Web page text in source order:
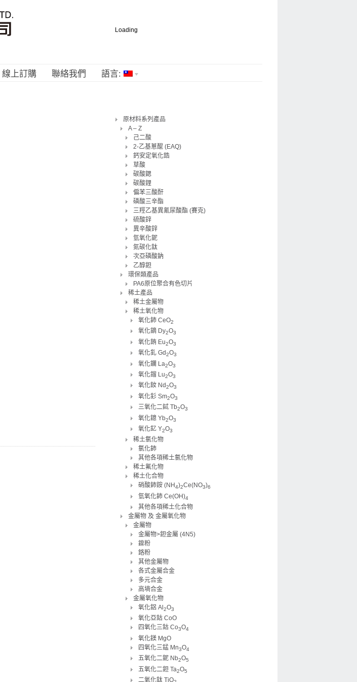
Loading
線上訂購 聯絡我們 語言:
原材料系列產品
A – Z
己二酸
2-乙基蔥醌 (EAQ)
鈣安定氧化鋯
草酸
碳酸鍶
碳酸鋰
偏苯三酸酐
磷酸三辛酯
三羥乙基異氰尿酸酯 (賽克)
硫酸鋅
異辛酸鋅
氫氧化鈮
氮碳化鈦
次亞磷酸鈉
乙醇鉭
環保類產品
PA6原位聚合有色切片
稀土產品
稀土金屬物
稀土氧化物
氧化鈰 CeO2
氧化鏑 Dy2O3
氧化銪 Eu2O3
氧化釓 Gd2O3
氧化鑭 La2O3
氧化鎦 Lu2O3
氧化釹 Nd2O3
氧化釤 Sm2O3
三氧化二鋱 Tb2O3
氧化鐿 Yb2O3
氧化釔 Y2O3
稀土氯化物
氯化鈰
其他各項稀土氯化物
稀土氟化物
稀土化合物
硝酸鈰銨 (NH4)2Ce(NO3)6
氫氧化鈰 Ce(OH)4
其他各項稀土化合物
金屬物 及 金屬氧化物
金屬物
金屬物>鉭金屬 (4N5)
鎳粉
鉻粉
其他金屬物
各式金屬合金
多元合金
高墒合金
金屬氧化物
氧化鋁 Al 2O3
氧化亞鈷 CoO
四氧化三鈷 Co3O4
氧化鎂 MgO
四氧化三錳 Mn3O4
五氧化二鈮 Nb2O5
五氧化二鉭 Ta2O5
二氧化鈦 TiO